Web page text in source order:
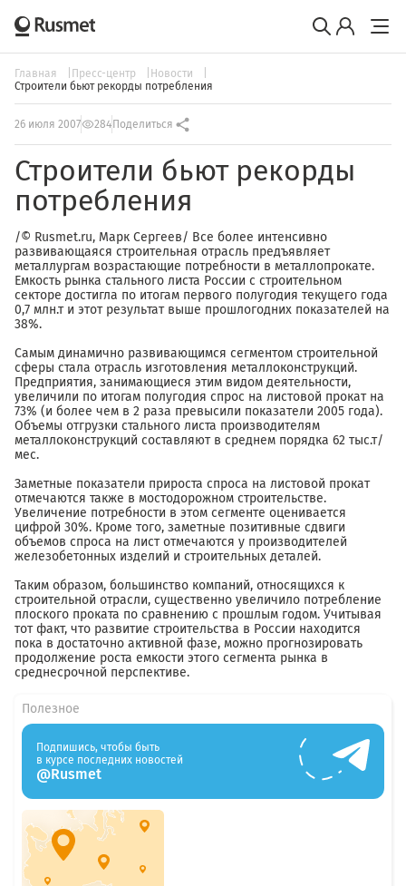
Главная Пресс-центр
Новости
Строители бьют рекорды потребления
26 июля 2007 284 Поделиться
Строители бьют рекорды
потребления
/© Rusmet.ru, Марк Сергеев/ Все более интенсивно
развивающаяся строительная отрасль предъявляет
металлургам возрастающие потребности в металлопрокате.
Емкость рынка стального листа России с строительном
секторе достигла по итогам первого полугодия текущего года
0,7 млн.т и этот результат выше прошлогодних показателей на
38%.
Самым динамично развивающимся сегментом строительной
сферы стала отрасль изготовления металлоконструкций.
Предприятия, занимающиеся этим видом деятельности,
увеличили по итогам полугодия спрос на листовой прокат на
73% (и более чем в 2 раза превысили показатели 2005 года).
Объемы отгрузки стального листа производителям
металлоконструкций составляют в среднем порядка 62 тыс.т/
мес.
Заметные показатели прироста спроса на листовой прокат
отмечаются также в мостодорожном строительстве.
Увеличение потребности в этом сегменте оценивается
цифрой 30%. Кроме того, заметные позитивные сдвиги
объемов спроса на лист отмечаются у производителей
железобетонных изделий и строительных деталей.
Таким образом, большинство компаний, относящихся к
строительной отрасли, существенно увеличило потребление
плоского проката по сравнению с прошлым годом. Учитывая
тот факт, что развитие строительства в России находится
пока в достаточно активной фазе, можно прогнозировать
продолжение роста емкости этого сегмента рынка в
среднесрочной перспективе.
Полезное
Подпишись, чтобы быть
в курсе последних новостей
@Rusmet